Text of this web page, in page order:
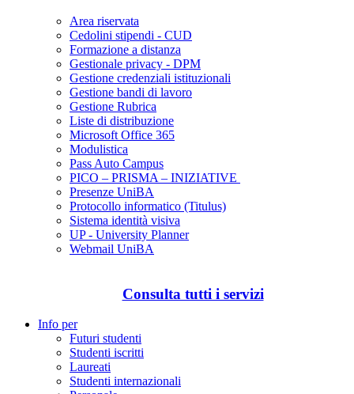
Area riservata
Cedolini stipendi - CUD
Formazione a distanza
Gestionale privacy - DPM
Gestione credenziali istituzionali
Gestione bandi di lavoro
Gestione Rubrica
Liste di distribuzione
Microsoft Office 365
Modulistica
Pass Auto Campus
PICO – PRISMA – INIZIATIVE
Presenze UniBA
Protocollo informatico (Titulus)
Sistema identità visiva
UP - University Planner
Webmail UniBA
Consulta tutti i servizi
Info per
Futuri studenti
Studenti iscritti
Laureati
Studenti internazionali